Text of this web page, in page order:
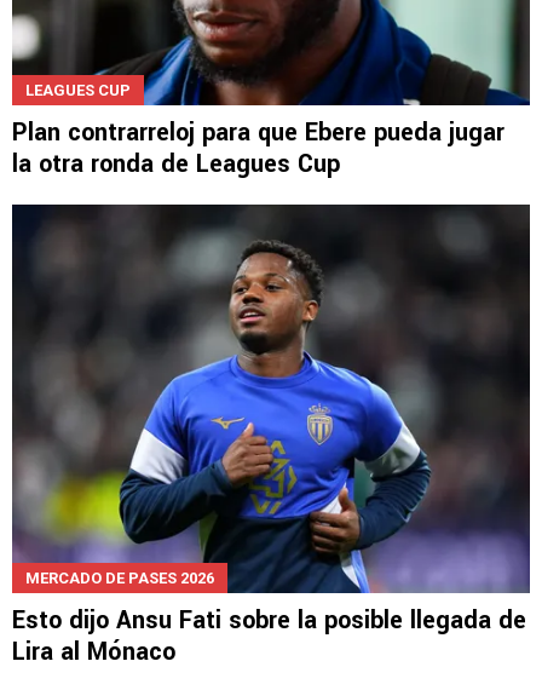
LEAGUES CUP
Plan contrarreloj para que Ebere pueda jugar
la otra ronda de Leagues Cup
MERCADO DE PASES 2026
Esto dijo Ansu Fati sobre la posible llegada de
Lira al Mónaco